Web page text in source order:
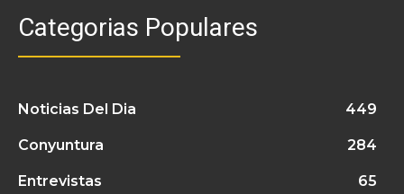
Categorias Populares
Noticias Del Dia 449
Conyuntura 284
Entrevistas 65